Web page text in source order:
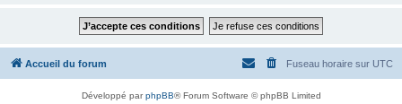
Accueil du forum Fuseau horaire sur UTC
Développé parphpBB® Forum Software © phpBB Limited